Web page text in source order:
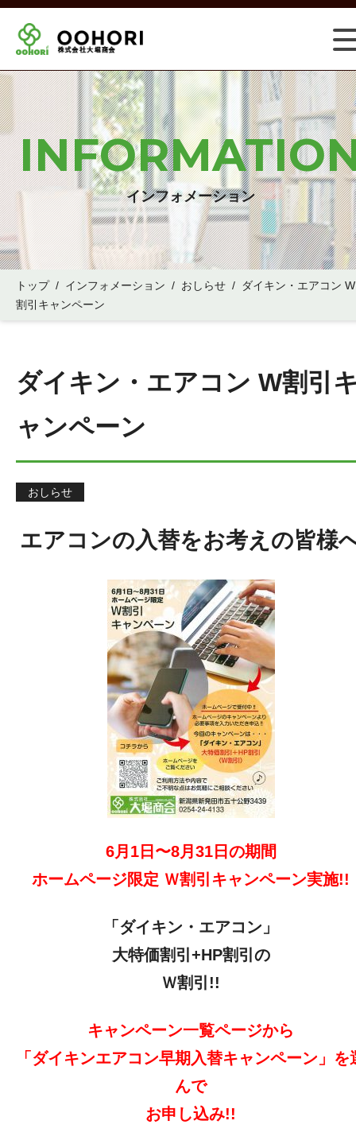
インフォメーション
トップ/ インフォメーション / おしらせ /
ダイキン・エアコン W
割引キャンペーン
ダイキン・エアコン W割引
ャンペーン
おしらせ
エアコンの入替をお考えの皆様
6月1日〜8月31日の期間
ホームページ限定 Ｗ割引キャンペーン実施!!
「ダイキン・エアコン」
大特価割引+HP割引の
Ｗ割引!!
キャンペーン一覧ページから
「ダイキンエアコン早期入替キャンペーン」を
んで
お申し込み!!